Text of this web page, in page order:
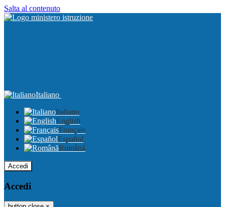
Salta al contenuto
Italiano
Italiano
English
Français
Español
Română
Accedi
Accedi